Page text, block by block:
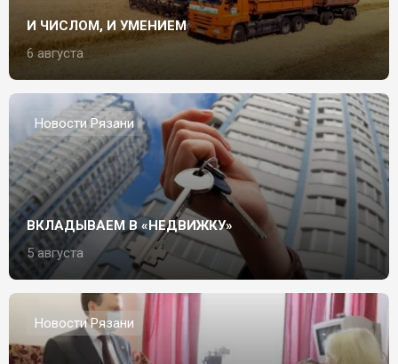
И ЧИСЛОМ, И УМЕНИЕМ
6 августа
Новости Рязани
ВКЛАДЫВАЕМ В «НЕДВИЖКУ»
5 августа
Новости Рязани